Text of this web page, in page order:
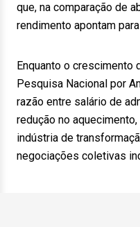
que, na comparação de
rendimento apontam
Enquanto o crescimento
Pesquisa Nacional por
razão entre salário de
redução no
indústria de
negociações coletivas